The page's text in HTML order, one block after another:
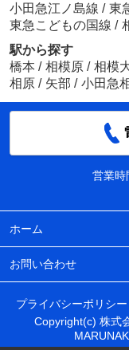
小田急江ノ島線 / 東
東急こどもの国線 /
駅から探す
橋本 / 相模原 / 相模
相原 / 矢部 / 小田急
営業時
ホーム
お問い合わせ
プライバシーポリシー
Copyright(c) 株式